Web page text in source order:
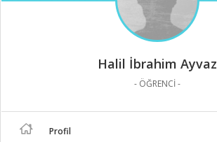
Halil İbrahim Ayvaz
- ÖĞRENCİ -
Profil